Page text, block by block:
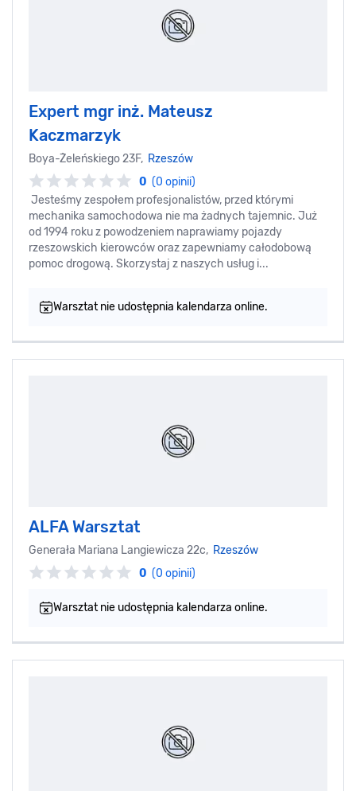
Expert mgr inż. Mateusz
Kaczmarzyk
Boya-Żeleńskiego 23F, Rzeszów
0 (0 opinii)
Jesteśmy zespołem profesjonalistów, przed którymi
mechanika samochodowa nie ma żadnych tajemnic. Już
od 1994 roku z powodzeniem naprawiamy pojazdy
rzeszowskich kierowców oraz zapewniamy całodobową
pomoc drogową. Skorzystaj z naszych usług i...
Warsztat nie udostępnia kalendarza online.
ALFA Warsztat
Generała Mariana Langiewicza 22c, Rzeszów
0 (0 opinii)
Warsztat nie udostępnia kalendarza online.